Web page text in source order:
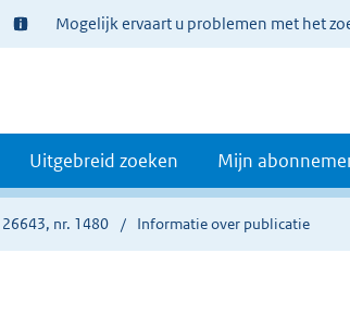
Ter
informatie:
Mogelijk ervaart u problemen met het
Uitgebreid zoeken Mijn
nr. 1480 Informatie over publicatie